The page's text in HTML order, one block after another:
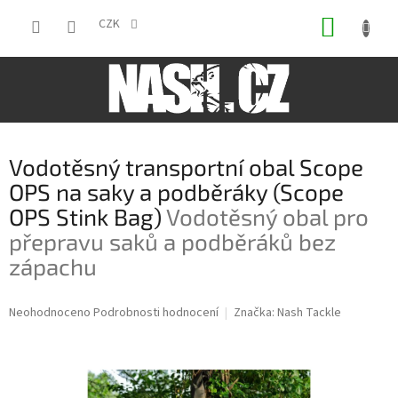
CZK
Vodotěsný transportní obal Scope
OPS na saky a podběráky (Scope
OPS Stink Bag)Vodotěsný obal pro
přepravu saků a podběráků bez
zápachu
Průměrné
Neohodnoceno Podrobnosti hodnocení Značka: Nash Tackle